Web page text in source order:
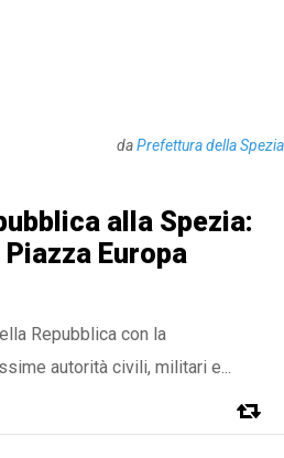
daPrefettura della Spezia
alla Spezia:
Europa
Repubblica con la
autorità civili, militari e...